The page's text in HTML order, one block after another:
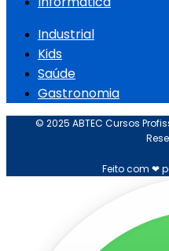
Industrial
Kids
Saúde
Gastronomia
© 2025 ABTEC Cursos
Feito com ❤